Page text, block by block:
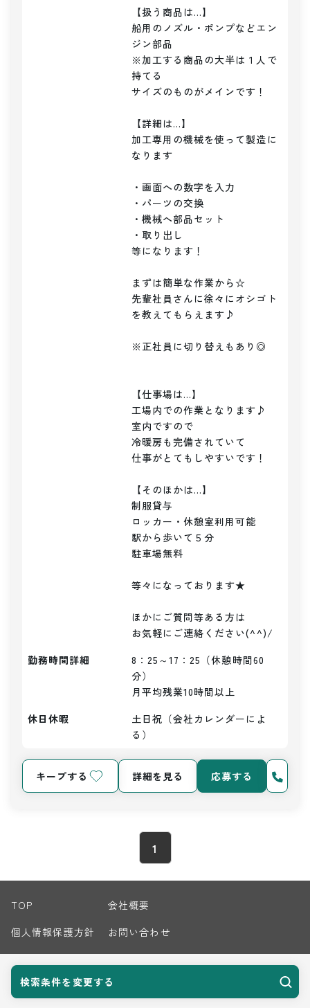
検索条件を変更する
【扱う商品は…】
船用のノズル・ポンプなどエン
ジン部品
※加工する商品の大半は１人で
持てる
サイズのものがメインです！
【詳細は…】
加工専用の機械を使って製造に
なります
・画面への数字を入力
・パーツの交換
・機械へ部品セット
・取り出し
等になります！
まずは簡単な作業から☆
先輩社員さんに徐々にオシゴト
を教えてもらえます♪
※正社員に切り替えもあり◎
【仕事場は…】
工場内での作業となります♪
室内ですので
冷暖房も完備されていて
仕事がとてもしやすいです！
【そのほかは…】
制服貸与
ロッカー・休憩室利用可能
駅から歩いて５分
駐車場無料
等々になっております★
ほかにご質問等ある方は
お気軽にご連絡ください(^^)/
勤務時間詳細
8：25～17：25（休憩時間60
分）
月平均残業10時間以上
休日休暇
土日祝（会社カレンダーによ
る）
キープする 詳細を見る 応募する
1
TOP
会社概要
個人情報保護方針
お問い合わせ
© 2026 Harvest Biz Career.inc All Rights Reserved.